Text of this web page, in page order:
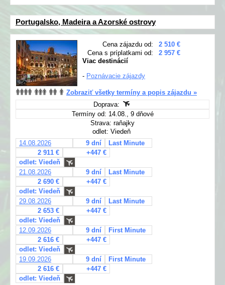
Portugalsko, Madeira a Azorské ostrovy
Cena zájazdu od:
2 510 €
Cena s príplatkami od:
2 957 €
Viac destinácií
- Poznávacie zájazdy
Zobraziť všetky termíny a popis zájazdu »
Doprava:
Termíny od: 14.08., 9 dňové
Strava: raňajky
odlet: Viedeň
14.08.2026
9 dní
Last Minute
2 911 €
+447 €
odlet: Viedeň
21.08.2026
9 dní
Last Minute
2 690 €
+447 €
odlet: Viedeň
29.08.2026
9 dní
Last Minute
2 653 €
+447 €
odlet: Viedeň
12.09.2026
9 dní
First Minute
2 616 €
+447 €
odlet: Viedeň
19.09.2026
9 dní
First Minute
2 616 €
+447 €
odlet: Viedeň